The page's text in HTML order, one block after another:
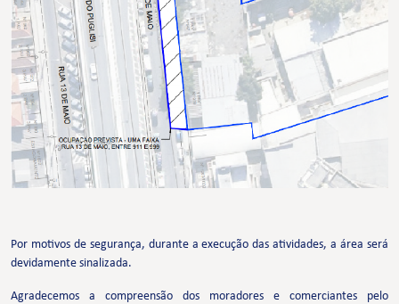
Por motivos de segurança, durante a execução das atividades, a área será
devidamente sinalizada.
Agradecemos a compreensão dos moradores e comerciantes pelo